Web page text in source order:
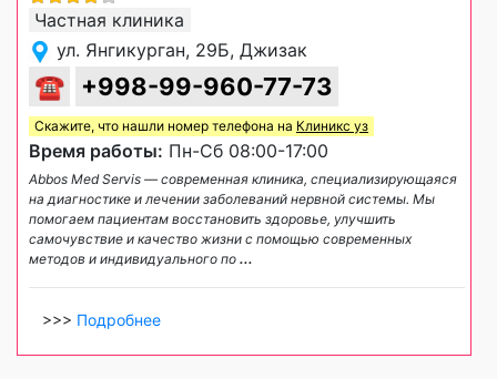
Частная клиника
ул. Янгикурган, 29Б, Джизак
☎ +998-99-960-77-73
Скажите, что нашли номер телефона на Клиникс уз
Время работы: Пн-Сб 08:00-17:00
Abbos Med Servis — современная клиника, специализирующаяся
на диагностике и лечении заболеваний нервной системы. Мы
помогаем пациентам восстановить здоровье, улучшить
самочувствие и качество жизни с помощью современных
методов и индивидуального по ...
>>> Подробнее